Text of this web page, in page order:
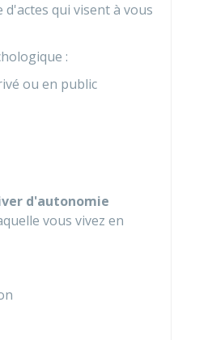
qui visent à vous
:
ou en public
d'autonomie
vous vivez en